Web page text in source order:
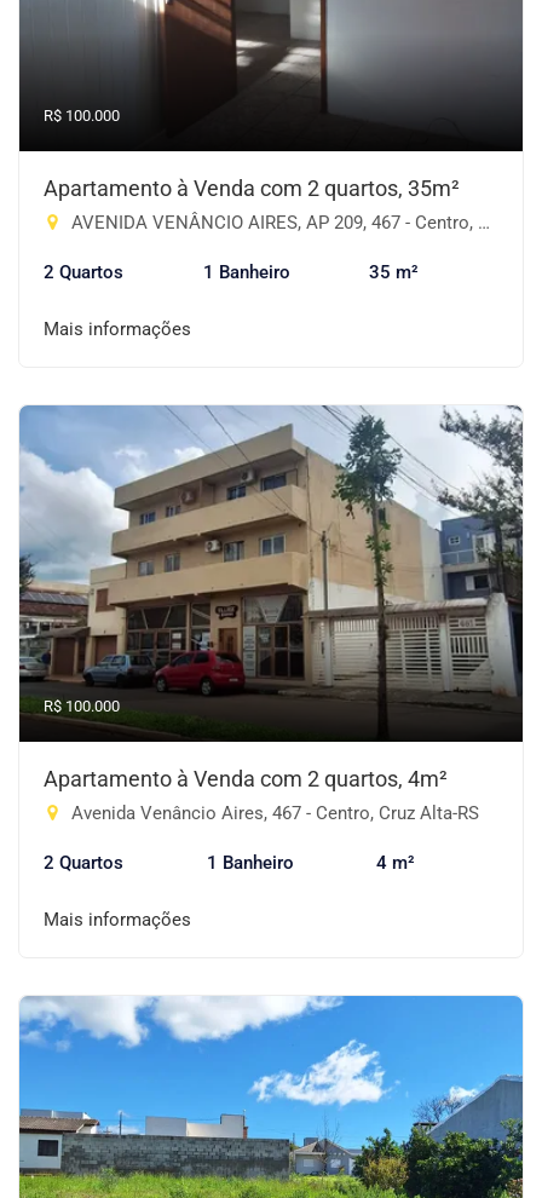
R$ 100.000
Apartamento à Venda com 2 quartos, 35m²
AVENIDA VENÂNCIO AIRES, AP 209, 467 - Centro, Cruz Alta-RS
2 Quartos 1 Banheiro 35 m²
Mais informações
R$ 100.000
Apartamento à Venda com 2 quartos, 4m²
Avenida Venâncio Aires, 467 - Centro, Cruz Alta-RS
2 Quartos 1 Banheiro 4 m²
Mais informações